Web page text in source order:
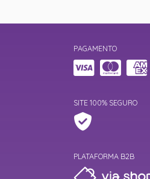
PAGAMENTO
SITE 100% SEGURO
PLATAFORMA B2B